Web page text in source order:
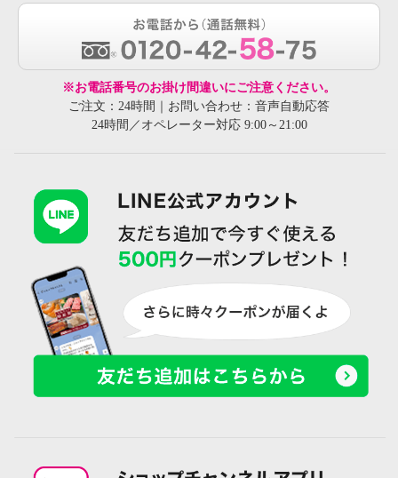
※お電話番号のお掛け間違いにご注意ください。
ご注文：24時間｜お問い合わせ：音声自動応答
24時間／オペレーター対応 9:00～21:00